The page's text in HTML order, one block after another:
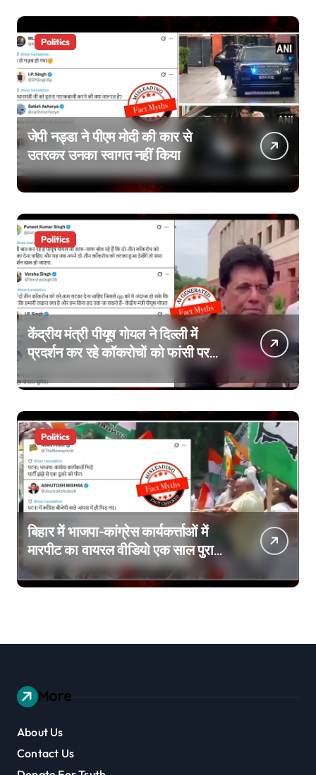
Politics
जेपी नड्डा ने पीएम मोदी की कार से
उतरकर उनका स्वागत नहीं किया
Politics
केंद्रीय मंत्री पीयूष गोयल ने दिल्ली में
प्रदर्शन कर रहे कॉकरोचों को फांसी पर
लटकाने की बात नहीं की, वायरल वीडियो
AI जेनरेटेड है
Politics
बिहार में भाजपा-कांग्रेस कार्यकर्त्ताओं में
मारपीट का वायरल वीडियो एक साल पुराना
है
More
About Us
Contact Us